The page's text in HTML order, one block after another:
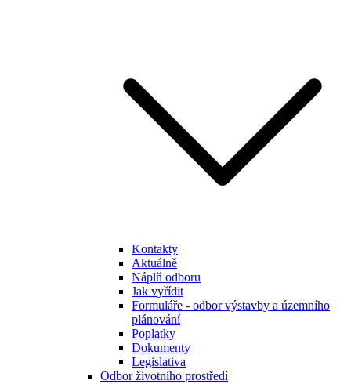
Kontakty
Aktuálně
Náplň odboru
Jak vyřídit
Formuláře - odbor výstavby a územního
plánování
Poplatky
Dokumenty
Legislativa
Odbor životního prostředí